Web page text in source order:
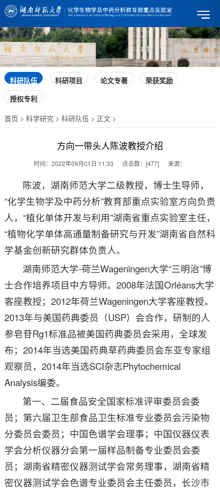
科研队伍 科研项目 论文专著
荣获奖励
授权专利
首页 > 科学研究 > 科研队伍 > 正文 >
方向一带头人陈波教授介绍
时间：2022年09月01日 11:33 点击数：[477] 来源：
陈波，湖南师范大学二级教授，博士生导师，
“化学生物学及中药分析”教育部重点实验室方向负责
人，“植化单体开发与利用”湖南省重点实验室主任，
“植物化学单体高通量制备研究与开发”湖南省自然科
学基金创新研究群体负责人。
湖南师范大学-荷兰Wageningen大学“三明治”博
士合作培养项目中方导师。2008年法国Orléans大学
客座教授；2012年荷兰Wageningen大学客座教授。
2013年与美国药典委员（USP）会合作，研制的人
参皂苷Rg1标准品被美国药典委员会采用，全球发
布；2014年当选美国药典草药典委员会东亚专家组
观察员，2014年当选SCI杂志Phytochemical
Analysis编委。
第一、二届食品安全国家标准评审委员会委
员；第六届卫生部食品卫生标准专业委员会污染物
分委员会委员；中国色谱学会理事；中国仪器仪表
学会分析仪器分会第一届样品制备专业委员会委
员；湖南省精密仪器测试学会常务理事，湖南省精
密仪器测试学会色谱专业委员会主任委员，长沙市